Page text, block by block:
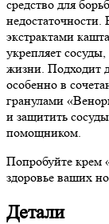
средство для
недостаточности.
экстрактами
укрепляет
жизни. Подходит
особенно в
гранулами
и защитить
помощником.
Попробуйте крем
здоровье ваших
Детали